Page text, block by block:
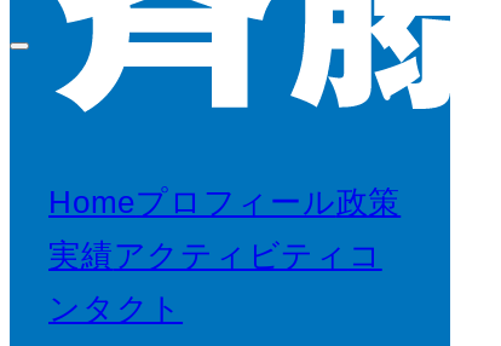
Homeプロフィール政策
実績アクティビティ コ
ンタクト